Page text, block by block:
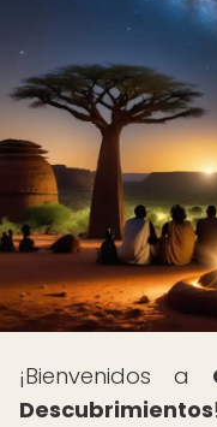
¡Bienvenidos a
Descubrimientos